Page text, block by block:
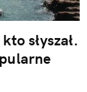
słyszał.